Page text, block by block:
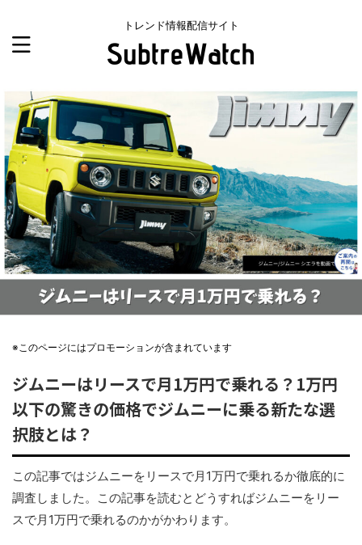
トレンド情報配信サイト
※このページにはプロモーションが含まれています
ジムニーはリースで月1万円で乗れる？1万円
以下の驚きの価格でジムニーに乗る新たな選
択肢とは？
この記事ではジムニーをリースで月1万円で乗れるか徹底的に
調査しました。この記事を読むとどうすればジムニーをリー
スで月1万円で乗れるのかがかわります。